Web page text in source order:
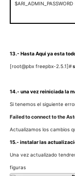
$ARI_ADMIN_PASSWORD
13.- Hasta Aqui ya esta
[root@pbx freepbx-2.5.1]#
14.- una vez reiniciada la
Si tenemos el siguiente
Failed to connect to the
Actualizamos los cambios
15.- instalar las
Una vez actualizado
figuras